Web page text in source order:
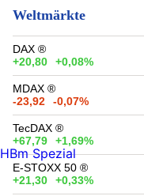
Weltmärkte
DAX ®
+20,80
+0,08%
MDAX ®
-23,92
-0,07%
TecDAX ®
+67,79
+1,69%
E-STOXX 50 ®
+21,30
+0,33%
HBm Spezial